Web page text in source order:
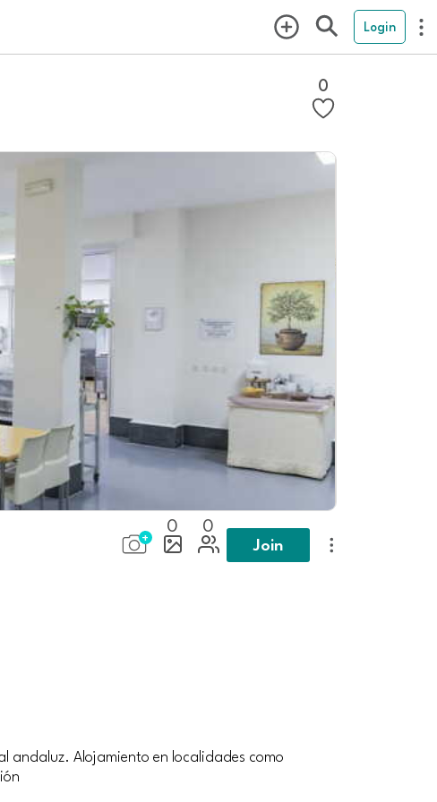
Login
0
0 0
Join
Alojamiento en localidades como